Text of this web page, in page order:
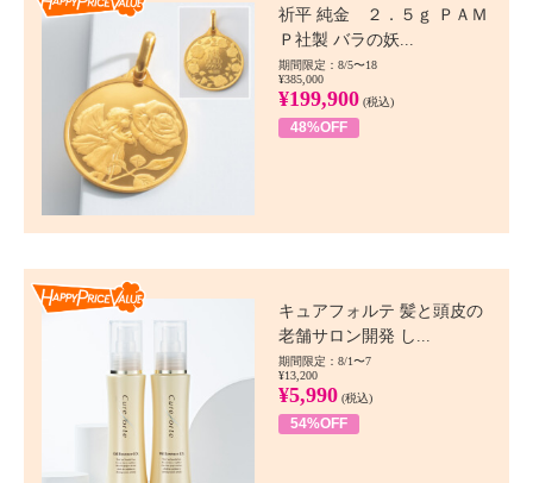
祈平 純金 ２．５ｇ ＰＡＭ
Ｐ社製 バラの妖...
期間限定：8/5〜18
¥385,000
¥199,900 (税込)
48%OFF
キュアフォルテ 髪と頭皮の
老舗サロン開発 し...
期間限定：8/1〜7
¥13,200
¥5,990 (税込)
54%OFF